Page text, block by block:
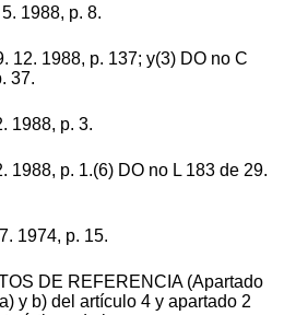
1988, p. 8.
12. 1988, p. 137; y(3) DO no C
37.
1988, p. 3.
1988, p. 1.(6) DO no L 183 de 29.
1974, p. 15.
DE REFERENCIA (Apartado
y b) del artículo 4 y apartado 2